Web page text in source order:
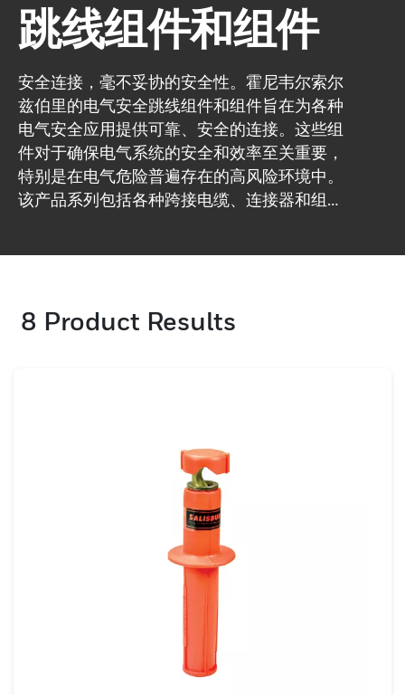
跳线组件和组件
安全连接，毫不妥协的安全性。霍尼韦尔索尔
兹伯里的电气安全跳线组件和组件旨在为各种
电气安全应用提供可靠、安全的连接。这些组
件对于确保电气系统的安全和效率至关重要，
特别是在电气危险普遍存在的高风险环境中。
该产品系列包括各种跨接电缆、连接器和组
中，确保它们在关键应用中提供卓越性能。跳
全面的跳线组件选择，包括绝缘跳线、接地跳
线以及根据特定需求量身定制的定制组件。每
个产品的设计目的都是为了提供安全的连接和
可靠的性能，降低电气故障的风险并提高整体
8 Product Results